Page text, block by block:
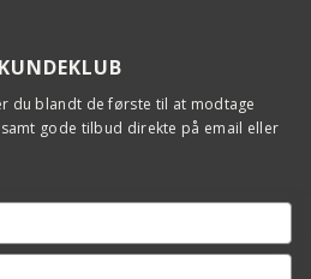
du blandt de første til at modtage
gode tilbud direkte på email eller